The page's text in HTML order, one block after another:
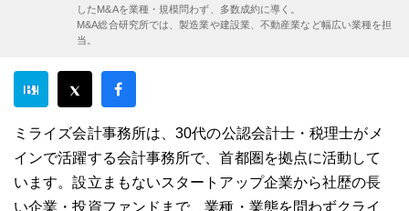
したM&Aを業種・規模問わず、多数成約に導く。
M&A総合研究所では、製造業や建設業、不動産業など幅広い業種を担
当。
ミライズ会計事務所は、30代の公認会計士・税理士がメ
インで活躍する会計事務所で、首都圏を拠点に活動して
います。設立まもないスタートアップ企業から社歴の長
い企業・投資ファンドまで、業種・業態を問わずクライ